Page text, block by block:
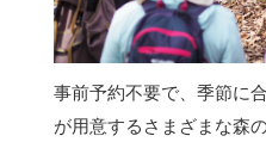
事前予約不要で、季節に
が用意するさまざまな森